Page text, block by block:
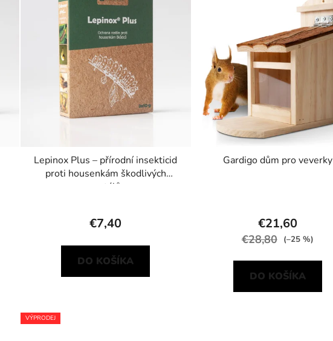
Lepinox Plus – přírodní insekticid
proti housenkám škodlivých
motýlů
€7,40
DO KOŠÍKA
Gardigo dům pro veverky
€21,60
€28,80 (–25 %)
DO KOŠÍKA
VÝPRODEJ